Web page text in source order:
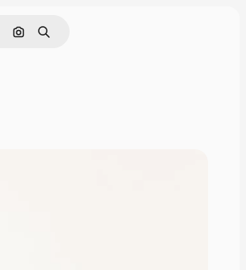
Nach Bild suchen
Suchen